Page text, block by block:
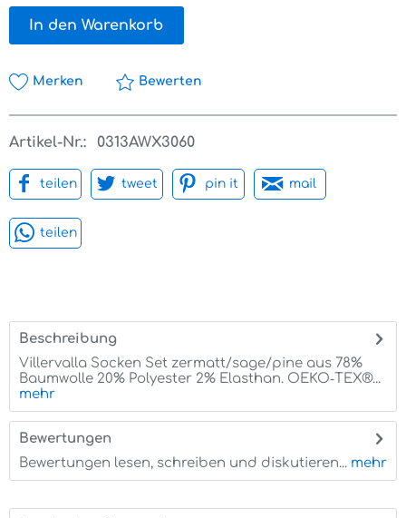
In den Warenkorb
Merken Bewerten
Artikel-Nr.: 0313AWX3060
teilen tweet pin it mail
teilen
Beschreibung
Villervalla Socken Set zermatt/sage/pine aus 78%
Baumwolle 20% Polyester 2% Elasthan. OEKO‑TEX®...
mehr
Bewertungen
Bewertungen lesen, schreiben und diskutieren... mehr